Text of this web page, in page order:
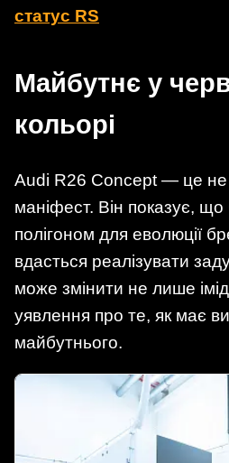
статус RS
Майбутнє у
кольорі
Audi R26 Concept — це не
маніфест. Він показує,
полігоном для еволюції
вдасться реалізувати
може змінити не лише
уявлення про те, як має
майбутнього.